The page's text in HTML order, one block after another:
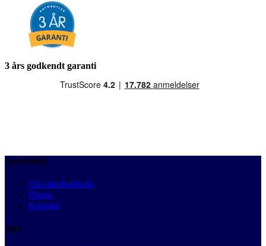
3 års godkendt garanti
Autobutler
Om autobutler.dk
Presse
Kontakt
Info